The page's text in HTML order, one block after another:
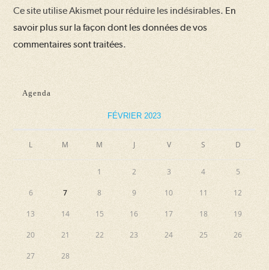
(facultatif)
Ce site utilise Akismet pour réduire les indésirables. En
savoir plus sur la façon dont les données de vos
commentaires sont traitées.
Agenda
FÉVRIER 2023
L M M J V S D
1 2 3 4 5
6 7 8 9 10 11 12
13 14 15 16 17 18 19
20 21 22 23 24 25 26
27 28